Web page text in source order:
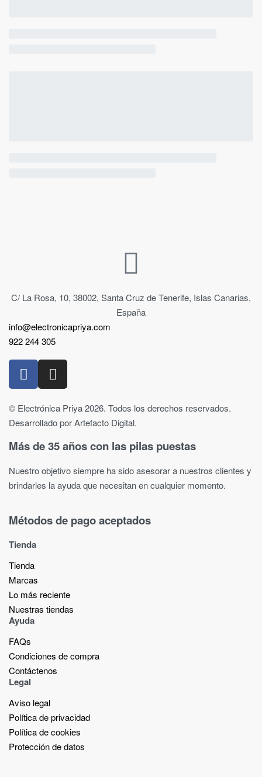
C/ La Rosa, 10, 38002, Santa Cruz de Tenerife, Islas Canarias,
España
info@electronicapriya.com
922 244 305
© Electrónica Priya 2026. Todos los derechos reservados.
Desarrollado por Artefacto Digital.
Más de 35 años con las pilas puestas
Nuestro objetivo siempre ha sido asesorar a nuestros clientes y
brindarles la ayuda que necesitan en cualquier momento.
Métodos de pago aceptados
Tienda
Tienda
Marcas
Lo más reciente​
Nuestras tiendas​
Ayuda
FAQs
Condiciones de compra
Contáctenos
Legal
Aviso legal
Política de privacidad
Política de cookies
Protección de datos